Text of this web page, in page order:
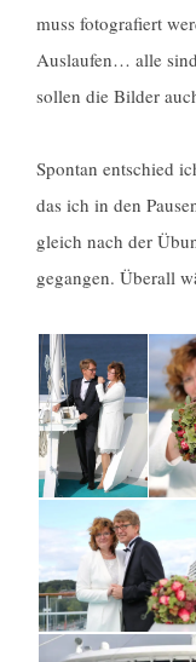
muss fotografiert
Auslaufen… alle
sollen die Bilder
Spontan entschied
das ich in den
gleich nach der
gegangen. Überall